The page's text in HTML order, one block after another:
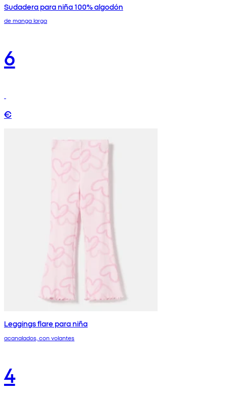
Sudadera para niña 100% algodón
de manga larga
6
€
Leggings flare para niña
acanalados, con volantes
4